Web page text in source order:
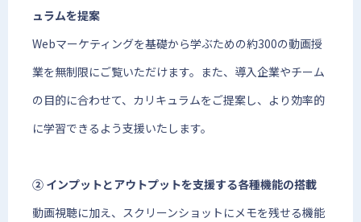
ュラムを提案
Webマーケティングを基礎から学ぶための約300の動画授
業を無制限にご覧いただけます。また、導入企業やチーム
の目的に合わせて、カリキュラムをご提案し、より効率的
に学習できるよう支援いたします。
② インプットとアウトプットを支援する各種機能の搭載
動画視聴に加え、スクリーンショットにメモを残せる機能